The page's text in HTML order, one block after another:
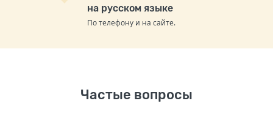
на русском языке
По телефону и на сайте.
Частые вопросы